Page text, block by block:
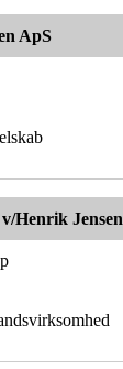
ApS
Henrik Jensen